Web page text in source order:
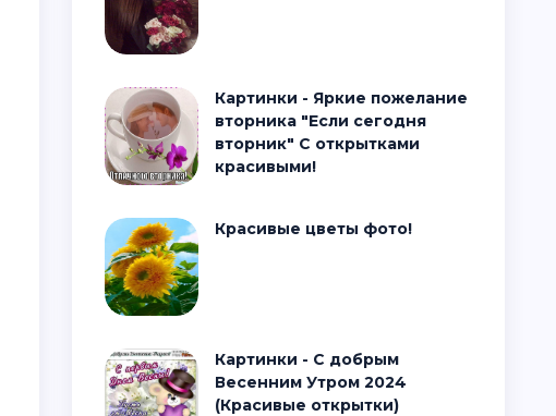
Картинки - Яркие пожелание
вторника "Если сегодня
вторник" С открытками
красивыми!
Красивые цветы фото!
Картинки - С добрым
Весенним Утром 2024
(Красивые открытки)